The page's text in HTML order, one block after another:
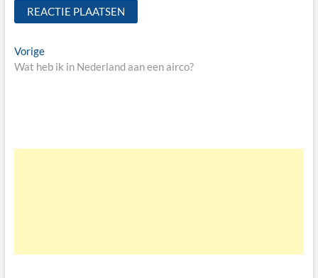
Bericht
navigatie
VorigeVorige
bericht:
Wat heb ik in Nederland aan een airco?